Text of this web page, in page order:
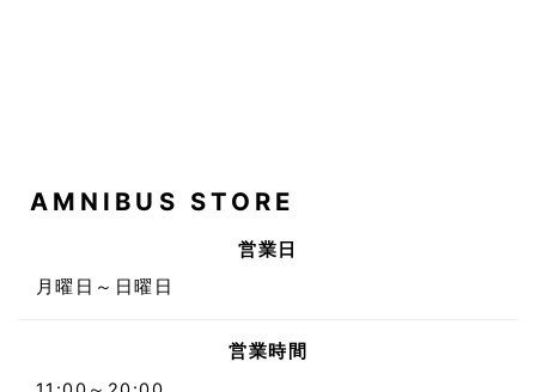
AMNIBUS STORE
営業日
月曜日～日曜日
営業時間